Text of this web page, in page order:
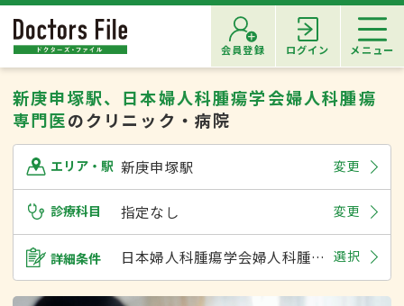
会員登録 ログイン メニュー
新庚申塚駅、日本婦人科腫瘍学会婦人科腫瘍
専門医のクリニック・病院
エリア・駅 新庚申塚駅 変更
診療科目 指定なし 変更
詳細条件 日本婦人科腫瘍学会婦人科腫瘍専門医 選択